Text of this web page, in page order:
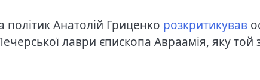
Анатолій Гриценко розкритикував
лаври єпископа Авраамія, яку той